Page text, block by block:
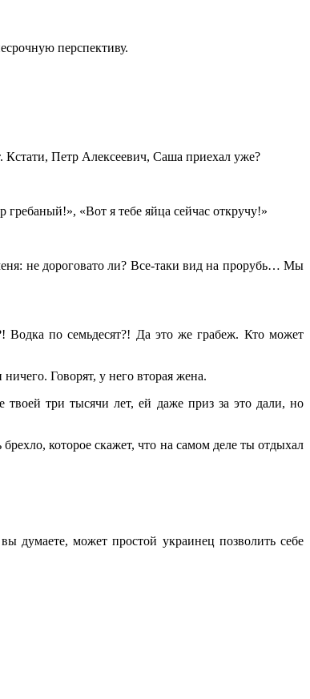
перспективу.
Петр Алексеевич, Саша приехал уже?
«Вот я тебе яйца сейчас откручу!»
не дороговато ли? Все-таки вид на прорубь… Мы
по семьдесят?! Да это же грабеж. Кто может
Говорят, у него вторая жена.
три тысячи лет, ей даже приз за это дали, но
которое скажет, что на самом деле ты отдыхал
может простой украинец позволить себе